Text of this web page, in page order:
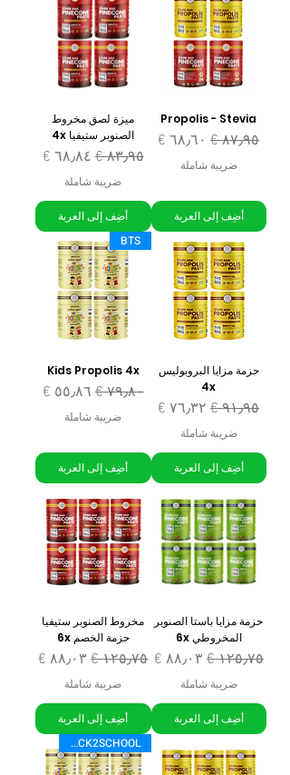
Propolis - Stevia
سعر عادي‏٨٧٫٩٥ € سعر البيع
ضريبة شاملة
أضِف إلى العربة
ميزة لصق مخروط
الصنوبر ستيفيا 4x
سعر عادي‏٨٣٫٩٥ € سعر البيع
ضريبة شاملة
أضِف إلى العربة
حزمة مزايا البروبوليس
4x
سعر عادي‏٩١٫٩٥ € سعر البيع
ضريبة شاملة
أضِف إلى العربة
BTS
Kids Propolis 4x
سعر عادي‏٧٩٫٨٠ € سعر البيع
ضريبة شاملة
أضِف إلى العربة
حزمة مزايا باستا الصنوبر
المخروطي 6x
سعر عادي‏١٢٥٫٧٥ € سعر البيع
ضريبة شاملة
أضِف إلى العربة
مخروط الصنوبر ستيفيا
حزمة الخصم 6x
سعر عادي‏١٢٥٫٧٥ € سعر البيع
ضريبة شاملة
أضِف إلى العربة
BACK2SCHOOL